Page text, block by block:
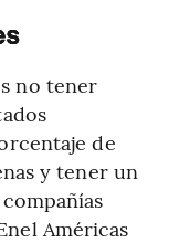
no tener
de
y tener un
Américas